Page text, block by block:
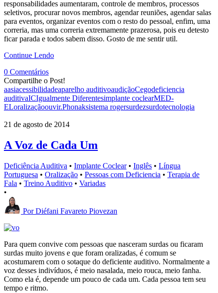
responsabilidades aumentaram, controle de membros, processos
seletivos, procurar novos membros, agendar reuniões, agendar salas
para eventos, organizar eventos com o resto do pessoal, enfim, uma
correria, mas uma correria extremamente prazerosa, pois eu detesto
ficar parada e todos sabem disso. Gosto de me sentir util.
Continue Lendo
0 Comentários
Compartilhe o Post!
aasiacessibilidadeaparelho auditivoaudiçãoCegodeficiencia
auditivaICIgualmente Diferentesimplante coclearMED-
ELoralizaçãoouvir.Phonaksistema rogersurdezsurdotecnologia
21 de agosto de 2014
A Voz de Cada Um
Deficiência Auditiva • Implante Coclear • Inglês • Língua
Portuguesa • Oralização • Pessoas com Deficiencia • Terapia de
Fala • Treino Auditivo • Variadas
•
Por Diéfani Favareto Piovezan
Para quem convive com pessoas que nasceram surdas ou ficaram
surdas muito jovens e que foram oralizadas, é comum se
acostumarem com o sotaque do deficiente auditivo. Normalmente a
voz desses indivíduos, é meio nasalada, meio rouca, meio fanha.
Como ela é, depende um pouco de cada um. Cada pessoa tem seu
tempo e ritmo.